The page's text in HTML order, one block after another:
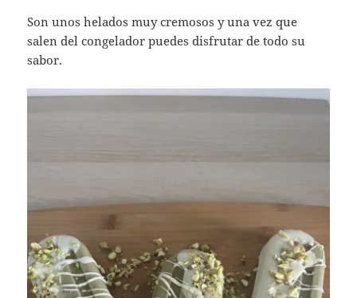
Son unos helados muy cremosos y una vez que
salen del congelador puedes disfrutar de todo su
sabor.